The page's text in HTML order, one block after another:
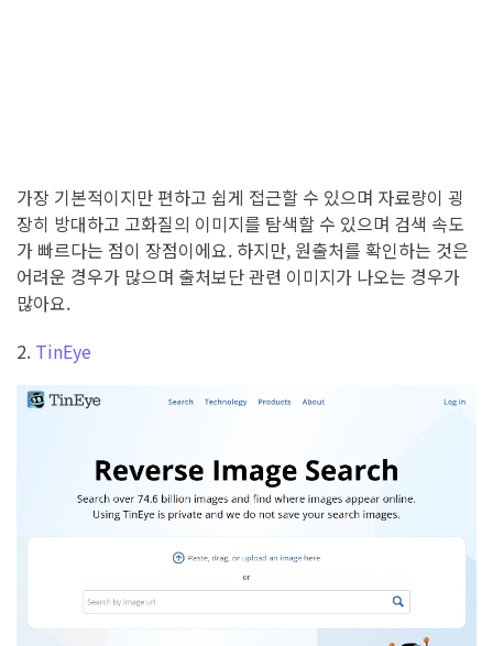
가장 기본적이지만 편하고 쉽게 접근할 수 있으며 자료량이 굉
장히 방대하고 고화질의 이미지를 탐색할 수 있으며 검색 속도
가 빠르다는 점이 장점이에요. 하지만, 원출처를 확인하는 것은
어려운 경우가 많으며 출처보단 관련 이미지가 나오는 경우가
많아요.
2. TinEye